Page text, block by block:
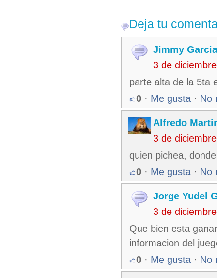
Deja tu
Jimmy
3 de
parte alta de la 5ta
0 · Me gusta · No
Alfredo
3 de
quien pichea,
0 · Me gusta · No
Jorge Yudel
3 de
Que bien esta
informacion del
0 · Me gusta · No